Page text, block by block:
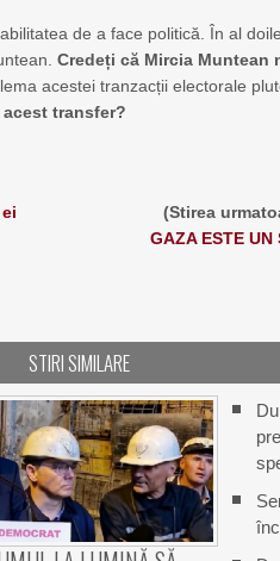
de a face politică. În al
Credeți că Mircia Muntean
acestei tranzacții electorale
transfer?
(Stirea
GAZA ESTE UN
STIRI SIMILARE